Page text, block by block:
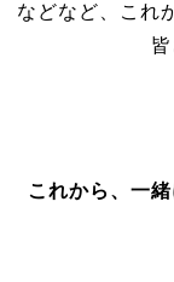
などなど、これ
皆
これから、 一